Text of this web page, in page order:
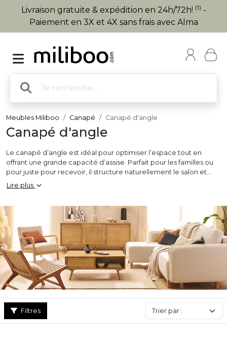
Livraison gratuite & expédition en 24h/72h! (1) -
Paiement en 3X et 4X sans frais avec Alma
Meubles Miliboo Canapé Canapé d'angle
Canapé d'angle
Le canapé d’angle est idéal pour optimiser l’espace tout en
offrant une grande capacité d’assise. Parfait pour les familles ou
pour juste pour recevoir, il structure naturellement le salon et
créer une ambiance conviviale. Disponible en version gauche ou
droite, réversible ou convertible, il s’adapte à toutes les
décline dans une large gamme de styles : moderne, scandinave,
industriel ou contemporain. Ainsi, certains modèles intègrent des
fonctionnalités pratiques comme un coffre de rangement ou une
méridienne modulable, alliant ainsi confort et praticité. Si vous
cherchez uncanapéidéal pour les grands salons comme pour
les espaces ouverts type séjour-cuisine, c’est assurément le
canapé d’angle qui deviendra la pièce maîtresse de votre
intérieur.
Lire plus
Filtres